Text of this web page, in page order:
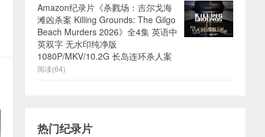
Amazon纪录片《杀戮场：吉尔戈海
滩凶杀案 Killing Grounds: The Gilgo
Beach Murders 2026》全4集 英语中
英双字 无水印纯净版
1080P/MKV/10.2G 长岛连环杀人案
阅读(64)
热门纪录片